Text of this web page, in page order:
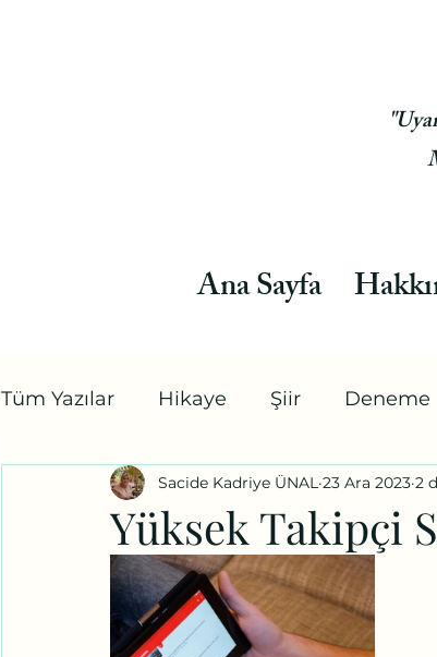
Ana Sayfa
Tüm Yazılar Hikaye Şiir Deneme
Yüksek Takipçi
Sacide Kadriye ÜNAL 23 Ara 2023 2